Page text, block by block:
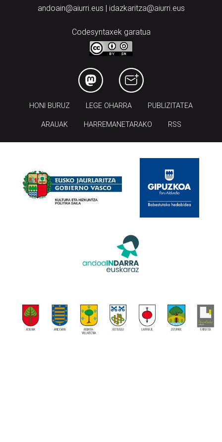
andoain@aiurri.eus | idazkaritza@aiurri.eus
Codesyntaxek garatua
HONI BURUZ LEGE OHARRA PUBLIZITATEA
ARAUAK HARREMANETARAKO RSS